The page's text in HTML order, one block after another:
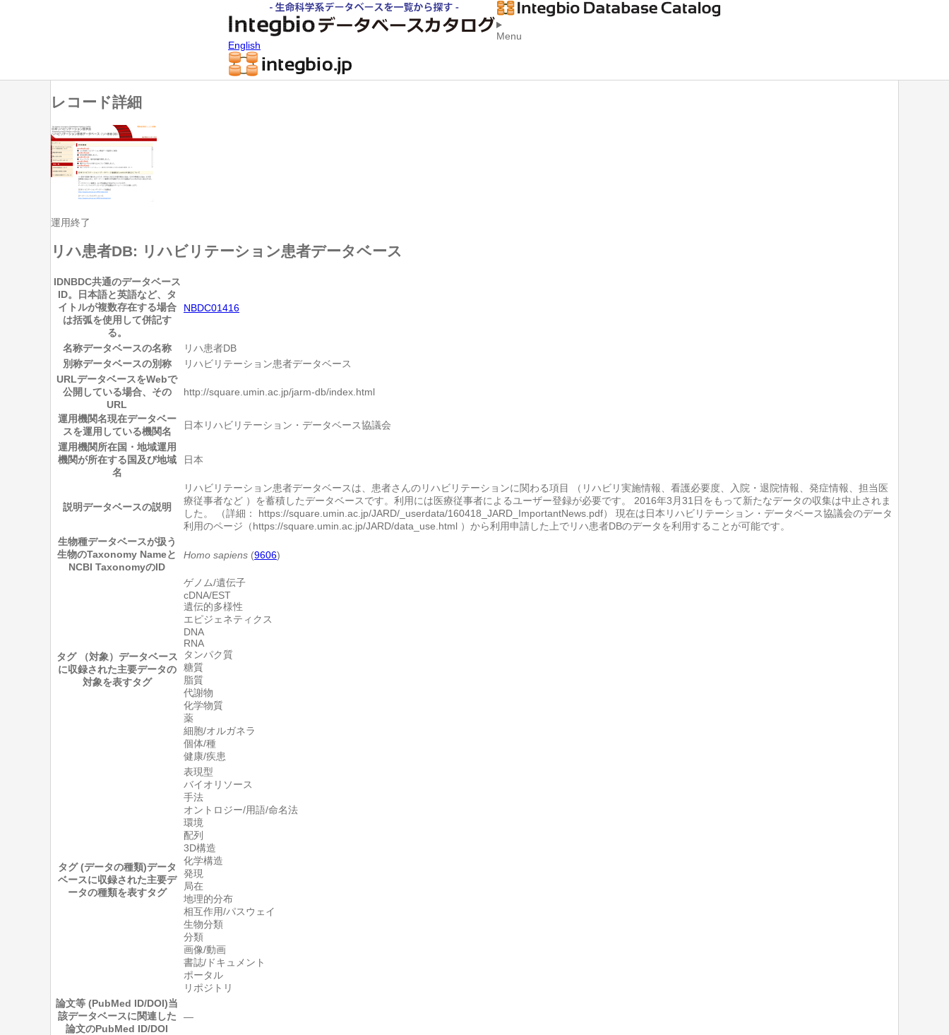
English
Menu
レコード詳細
運用終了
リハ患者DB: リハビリテーション患者データベース
IDNBDC共通のデータベース
ID。日本語と英語など、タ
イトルが複数存在する場合
は括弧を使用して併記す
る。
NBDC01416
名称データベースの名称
リハ患者DB
別称データベースの別称
リハビリテーション患者データベース
URLデータベースをWebで
公開している場合、その
URL
http://square.umin.ac.jp/jarm-db/index.html
運用機関名現在データベー
スを運用している機関名
日本リハビリテーション・データベース協議会
運用機関所在国・地域運用
機関が所在する国及び地域
名
日本
説明データベースの説明
リハビリテーション患者データベースは、患者さんのリハビリテーションに関わる項目 （リハビリ実施情報、看護必要度、入院・退院情報、発症情報、担当医
療従事者など ）を蓄積したデータベースです。利用には医療従事者によるユーザー登録が必要です。 2016年3月31日をもって新たなデータの収集は中止されま
した。 （詳細： https://square.umin.ac.jp/JARD/_userdata/160418_JARD_ImportantNews.pdf） 現在は日本リハビリテーション・データベース協議会のデータ
利用のページ（https://square.umin.ac.jp/JARD/data_use.html ）から利用申請した上でリハ患者DBのデータを利用することが可能です。
生物種データベースが扱う
生物のTaxonomy Nameと
NCBI TaxonomyのID
Homo sapiens (9606)
タグ （対象） データベース
に収録された主要データの
対象を表すタグ
ゲノム/遺伝子
cDNA/EST
遺伝的多様性
エピジェネティクス
DNA
RNA
タンパク質
糖質
脂質
代謝物
化学物質
薬
細胞/オルガネラ
個体/種
健康/疾患
タグ (データの種類)データ
ベースに収録された主要デ
ータの種類を表すタグ
表現型
バイオリソース
手法
オントロジー/用語/命名法
環境
配列
3D構造
化学構造
発現
局在
地理的分布
相互作用/パスウェイ
生物分類
分類
画像/動画
書誌/ドキュメント
ポータル
リポジトリ
論文等 (PubMed ID/DOI)当
該データベースに関連した
論文のPubMed ID/DOI
―